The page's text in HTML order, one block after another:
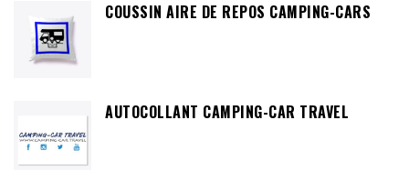
COUSSIN AIRE DE REPOS CAMPING-CARS
AUTOCOLLANT CAMPING-CAR TRAVEL